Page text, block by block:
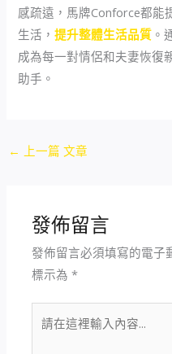
感疏遠，馬牌Conforce都能
生活，提升整體生活品質 。
成為每一對情侶和夫妻恢復
助手。
← 上一篇 文章
發佈留言
發佈留言必須填寫的電子
標示為*
在